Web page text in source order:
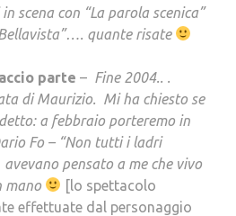
scena con “La parola scenica”
quante risate
parte – Fine 2004.. .
di Maurizio. Mi ha chiesto se
a febbraio porteremo in
Fo – “Non tutti i ladri
pensato a me che vivo
mano
[lo spettacolo
effettuate dal personaggio